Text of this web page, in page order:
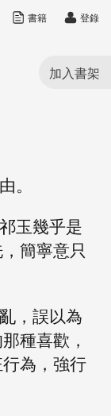
目錄
。
玉幾乎是
簡寧意只
，誤以為
種喜歡，
為，強行
書籍 登錄